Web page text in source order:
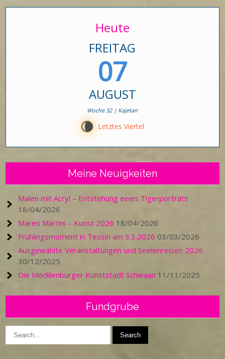
Heute
FREITAG
07
AUGUST
Woche 32 | Kajetan
V Letztes Viertel
Meine Neuigkeiten
Malen mit Acryl – Entstehung eines Tigerporträts
18/04/2026
Maren Martini – Kunst 2026 18/04/2026
Frühlingsmoment in Tessin am 3.3.2026 03/03/2026
Ausgewählte Veranstaltungen und Seelenreisen 2026
30/12/2025
Die Mecklenburger Kunststadt Schwaan 11/11/2025
Fundgrube